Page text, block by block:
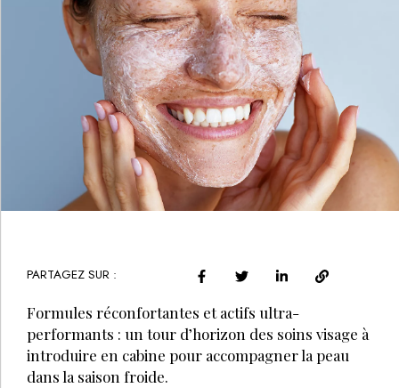
PARTAGEZ SUR :
Formules réconfortantes et actifs ultra-
performants : un tour d’horizon des soins visage à
introduire en cabine pour accompagner la peau
dans la saison froide.